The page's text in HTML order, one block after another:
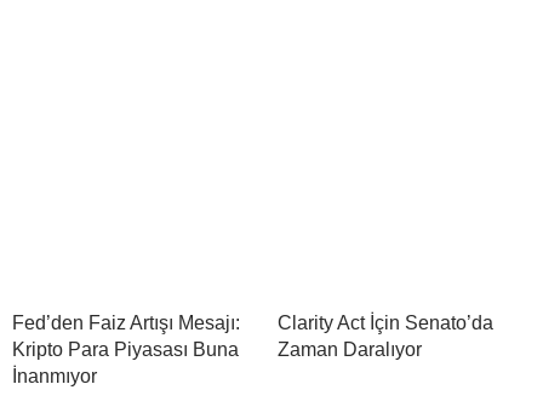
Fed’den Faiz Artışı Mesajı:
Kripto Para Piyasası Buna
İnanmıyor
Clarity Act İçin Senato’da
Zaman Daralıyor